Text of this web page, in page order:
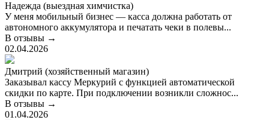
Надежда (выездная химчистка)
У меня мобильный бизнес — касса должна работать от
автономного аккумулятора и печатать чеки в полевы...
В отзывы →
02.04.2026
Дмитрий (хозяйственный магазин)
Заказывал кассу Меркурий с функцией автоматической
скидки по карте. При подключении возникли сложнос...
В отзывы →
01.04.2026